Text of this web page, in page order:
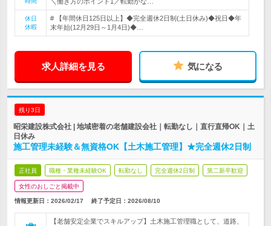
休日
休暇
# 【年間休日125日以上】◆完全週休2日制(土日休み)◆祝日◆年
末年始(12月29日～1月4日)◆…
求人詳細を見る 気になる
残り3日
昭栄建設株式会社 | 地域密着の老舗建設会社｜転勤なし｜直行直帰OK｜土
日休み
施工管理未経験＆無資格OK【土木施工管理】★完全週休2日制
正社員 職種・業種未経験OK 転勤なし 完全週休2日制 第二新卒歓迎
女性のおしごと掲載中
情報更新日：2026/02/17 終了予定日： 2026/08/10
【老舗安定企業でスキルアップ】土木施工管理職として、道路、